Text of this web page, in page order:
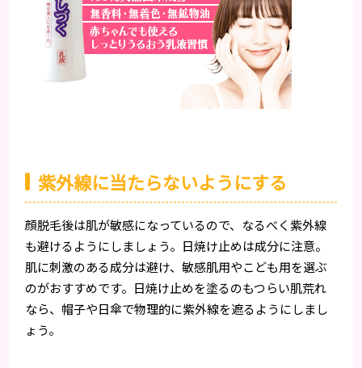
紫外線に当たらないようにする
顔脱毛後は肌が敏感になっているので、なるべく紫外線
も避けるようにしましょう。日焼け止めは成分に注意。
肌に刺激のある成分は避け、敏感肌用やこども用を選ぶ
のがおすすめです。日焼け止めを塗るのもつらい肌荒れ
なら、帽子や日傘で物理的に紫外線を遮るようにしまし
ょう。